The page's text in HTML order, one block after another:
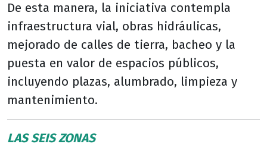
De esta manera, la iniciativa contempla
infraestructura vial, obras hidráulicas,
mejorado de calles de tierra, bacheo y la
puesta en valor de espacios públicos,
incluyendo plazas, alumbrado, limpieza y
mantenimiento.
LAS SEIS ZONAS